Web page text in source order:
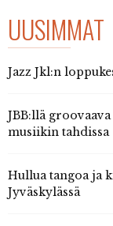
UUSIMMAT
Jazz Jkl:n
JBB:llä
musiikin tahdissa
Hullua tangoa ja
Jyväskylässä